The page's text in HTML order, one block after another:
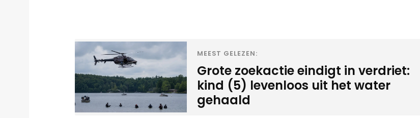
MEEST GELEZEN:
Grote zoekactie eindigt in verdriet:
kind (5) levenloos uit het water
gehaald